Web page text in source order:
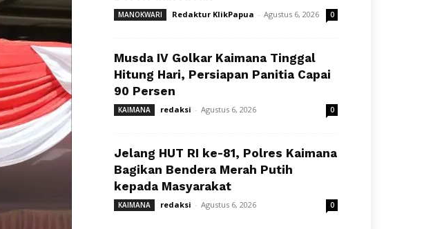
MANOKWARI Redaktur KlikPapua - Agustus 6, 2026 0
Musda IV Golkar Kaimana Tinggal
Hitung Hari, Persiapan Panitia Capai
90 Persen
KAIMANA redaksi - Agustus 6, 2026 0
Jelang HUT RI ke-81, Polres Kaimana
Bagikan Bendera Merah Putih
kepada Masyarakat
KAIMANA redaksi - Agustus 6, 2026 0